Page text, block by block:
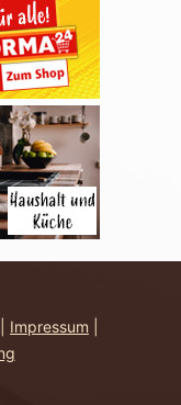
Impressum